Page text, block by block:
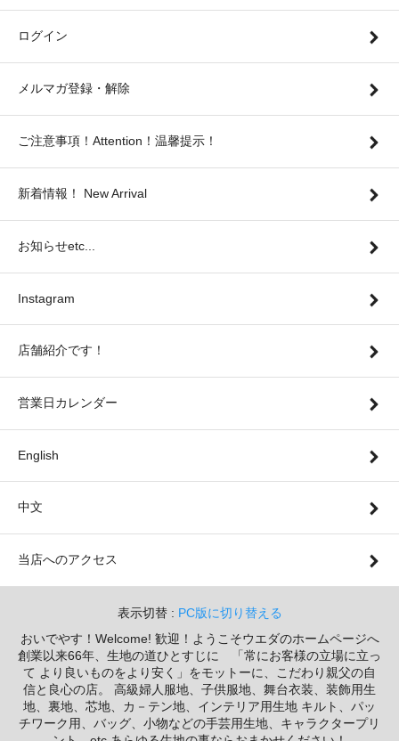
ログイン
メルマガ登録・解除
ご注意事項！Attention！温馨提示！
新着情報！ New Arrival
お知らせetc...
Instagram
店舗紹介です！
営業日カレンダー
English
中文
当店へのアクセス
表示切替 : PC版に切り替える
おいでやす！Welcome! 歓迎！ようこそウエダのホームページへ
創業以来66年、生地の道ひとすじに 「常にお客様の立場に立っ
て より良いものをより安く」をモットーに、こだわり親父の自
信と良心の店。 高級婦人服地、子供服地、舞台衣装、装飾用生
地、裏地、芯地、カ－テン地、インテリア用生地 キルト、パッ
チワーク用、バッグ、小物などの手芸用生地、キャラクタープリ